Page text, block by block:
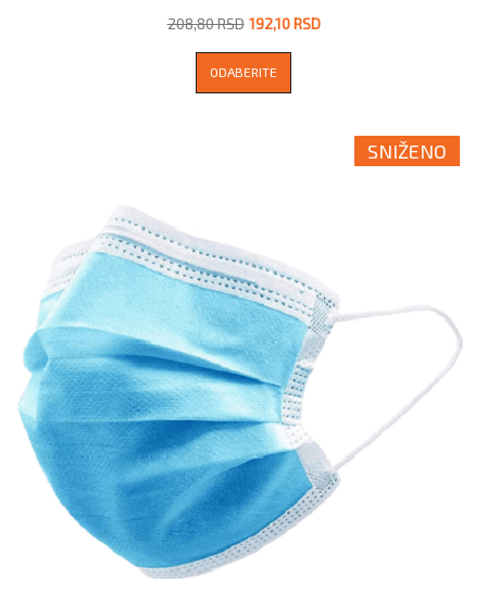
208,80 RSD 192,10 RSD
ODABERITE
SNIŽENO